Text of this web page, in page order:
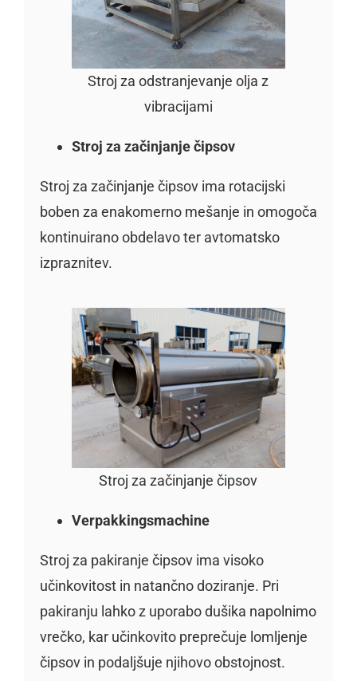
Stroj za odstranjevanje olja z
vibracijami
Stroj za začinjanje čipsov
Stroj za začinjanje čipsov ima rotacijski
boben za enakomerno mešanje in omogoča
kontinuirano obdelavo ter avtomatsko
izpraznitev.
Stroj za začinjanje čipsov
Verpakkingsmachine
Stroj za pakiranje čipsov ima visoko
učinkovitost in natančno doziranje. Pri
pakiranju lahko z uporabo dušika napolnimo
vrečko, kar učinkovito preprečuje lomljenje
čipsov in podaljšuje njihovo obstojnost.